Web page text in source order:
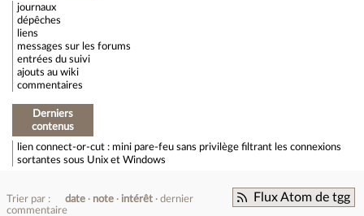
journaux
dépêches
liens
messages sur les forums
entrées du suivi
ajouts au wiki
commentaires
Derniers
contenus
lien connect-or-cut : mini pare-feu sans privilège filtrant les connexions
sortantes sous Unix et Windows
Flux Atom de tgg
Trier par : date note intérêt
dernier
commentaire